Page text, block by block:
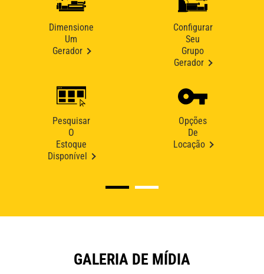
Dimensione
Um
Gerador
Configurar
Seu
Grupo
Gerador
Pesquisar
O
Estoque
Disponível
Opções
De
Locação
GALERIA DE MÍDIA